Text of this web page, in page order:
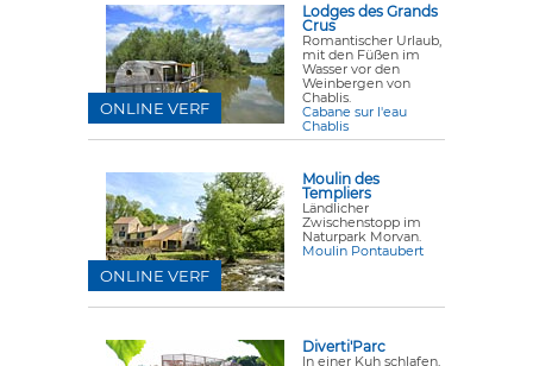
Lodges des Grands
Crus
Romantischer Urlaub,
mit den Füßen im
Wasser vor den
Weinbergen von
Chablis.
Cabane sur l'eau
Chablis
ONLINE VERF
Moulin des
Templiers
Ländlicher
Zwischenstopp im
Naturpark Morvan.
Moulin Pontaubert
ONLINE VERF
Diverti'Parc
In einer Kuh schlafen,